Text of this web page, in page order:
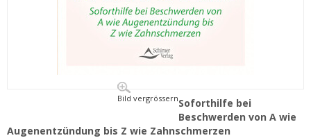
Bild vergrössernSoforthilfe bei
Beschwerden von A wie
Augenentzündung bis Z wie Zahnschmerzen